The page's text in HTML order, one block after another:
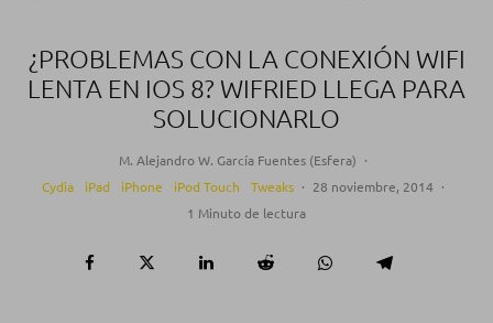
¿PROBLEMAS CON LA CONEXIÓN WIFI
LENTA EN IOS 8? WIFRIED LLEGA PARA
SOLUCIONARLO
M. Alejandro W. García Fuentes (Esfera) ·
Cydia
iPad iPhone iPod Touch Tweaks · 28 noviembre, 2014 ·
1 Minuto de lectura